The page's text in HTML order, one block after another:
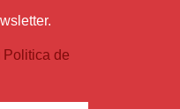
Politica de